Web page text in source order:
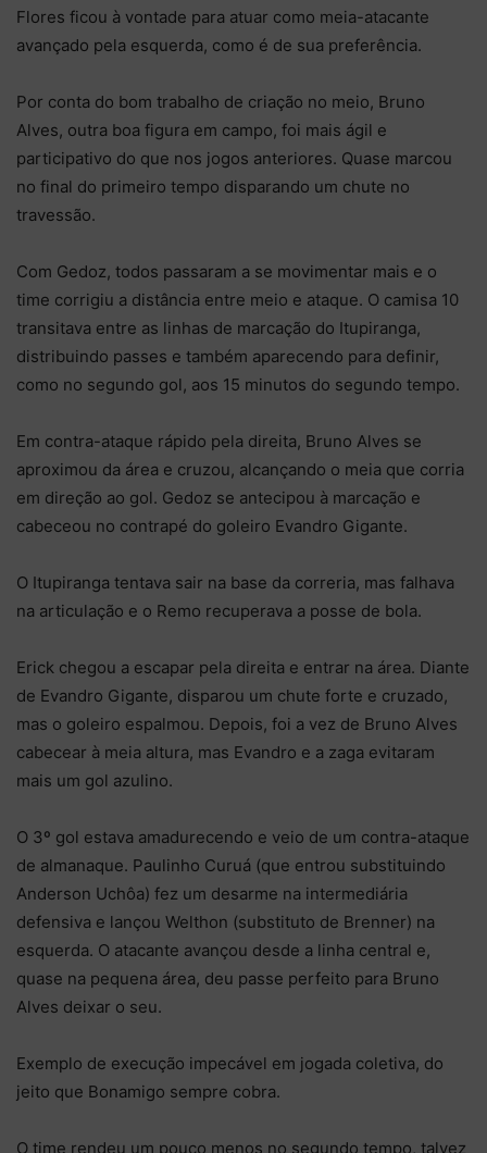
Flores ficou à vontade para atuar como meia-atacante
avançado pela esquerda, como é de sua preferência.
Por conta do bom trabalho de criação no meio, Bruno
Alves, outra boa figura em campo, foi mais ágil e
participativo do que nos jogos anteriores. Quase marcou
no final do primeiro tempo disparando um chute no
travessão.
Com Gedoz, todos passaram a se movimentar mais e o
time corrigiu a distância entre meio e ataque. O camisa 10
transitava entre as linhas de marcação do Itupiranga,
distribuindo passes e também aparecendo para definir,
como no segundo gol, aos 15 minutos do segundo tempo.
Em contra-ataque rápido pela direita, Bruno Alves se
aproximou da área e cruzou, alcançando o meia que corria
em direção ao gol. Gedoz se antecipou à marcação e
cabeceou no contrapé do goleiro Evandro Gigante.
O Itupiranga tentava sair na base da correria, mas falhava
na articulação e o Remo recuperava a posse de bola.
Erick chegou a escapar pela direita e entrar na área. Diante
de Evandro Gigante, disparou um chute forte e cruzado,
mas o goleiro espalmou. Depois, foi a vez de Bruno Alves
cabecear à meia altura, mas Evandro e a zaga evitaram
mais um gol azulino.
O 3º gol estava amadurecendo e veio de um contra-ataque
de almanaque. Paulinho Curuá (que entrou substituindo
Anderson Uchôa) fez um desarme na intermediária
defensiva e lançou Welthon (substituto de Brenner) na
esquerda. O atacante avançou desde a linha central e,
quase na pequena área, deu passe perfeito para Bruno
Alves deixar o seu.
Exemplo de execução impecável em jogada coletiva, do
jeito que Bonamigo sempre cobra.
O time rendeu um pouco menos no segundo tempo, talvez